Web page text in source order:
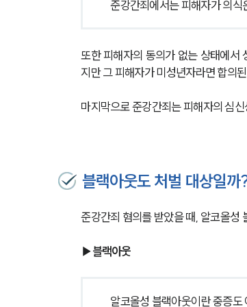
준강간죄에서는 피해자가 의식
또한 피해자의 동의가 없는 상태에서
지만 그 피해자가 미성년자라면 합의
마지막으로 준강간죄는 피해자의 심
블랙아웃도 처벌 대상일까
준강간죄 혐의를 받았을 때, 알코올성
▶블랙아웃
알코올성 블랙아웃이란 중증